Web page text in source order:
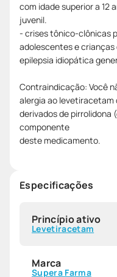
com idade superior a 12
juvenil.
- crises tônico-clônicas
adolescentes e crianças
epilepsia idiopática
Contraindicação: Você
alergia ao levetiracetam
derivados de pirrolidona
componente
deste medicamento.
Especificações
Princípio ativo
Levetiracetam
Marca
Supera Farma